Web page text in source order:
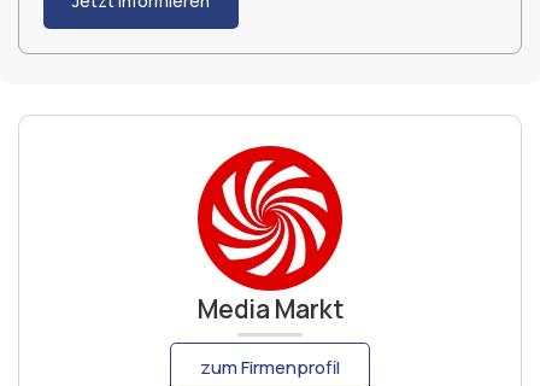
Media Markt
zum Firmenprofil